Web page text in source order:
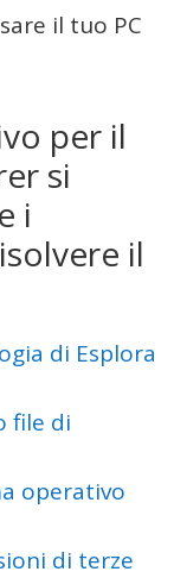
il tuo PC
per il
si
i
il
di Esplora
file di
operativo
di terze